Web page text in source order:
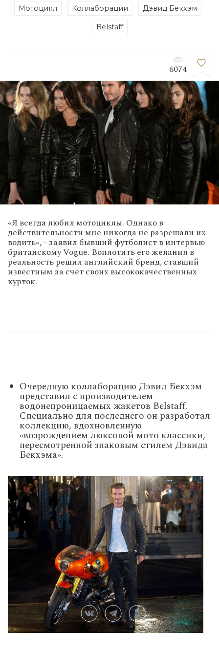
Мотоцикл Коллаборации Дэвид Бекхэм
Belstaff
6074
«Я всегда любил мотоциклы. Однако в
действительности мне никогда не разрешали их
водить», - заявил бывший футболист в интервью
британскому Vogue. Воплотить его желания в
реальность решил английский бренд, ставший
известным за счет своих высококачественных
курток.
Очередную коллаборацию Дэвид Бекхэм
представил с производителем
водонепроницаемых жакетов Belstaff.
Специально для последнего он разработал
коллекцию, вдохновленную
«возрождением люксовой мото классики,
пересмотренной знаковым стилем Дэвида
Бекхэма».